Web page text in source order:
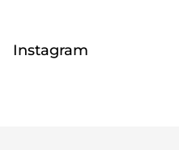
Instagram